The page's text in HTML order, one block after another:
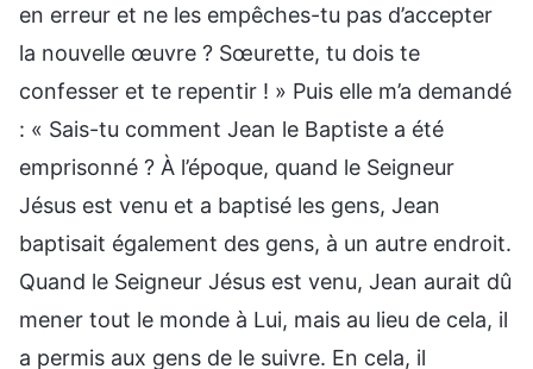
en erreur et ne les empêches-tu pas d’accepter
la nouvelle œuvre ? Sœurette, tu dois te
confesser et te repentir ! » Puis elle m’a demandé
: « Sais-tu comment Jean le Baptiste a été
emprisonné ? À l’époque, quand le Seigneur
Jésus est venu et a baptisé les gens, Jean
baptisait également des gens, à un autre endroit.
Quand le Seigneur Jésus est venu, Jean aurait dû
mener tout le monde à Lui, mais au lieu de cela, il
a permis aux gens de le suivre. En cela, il